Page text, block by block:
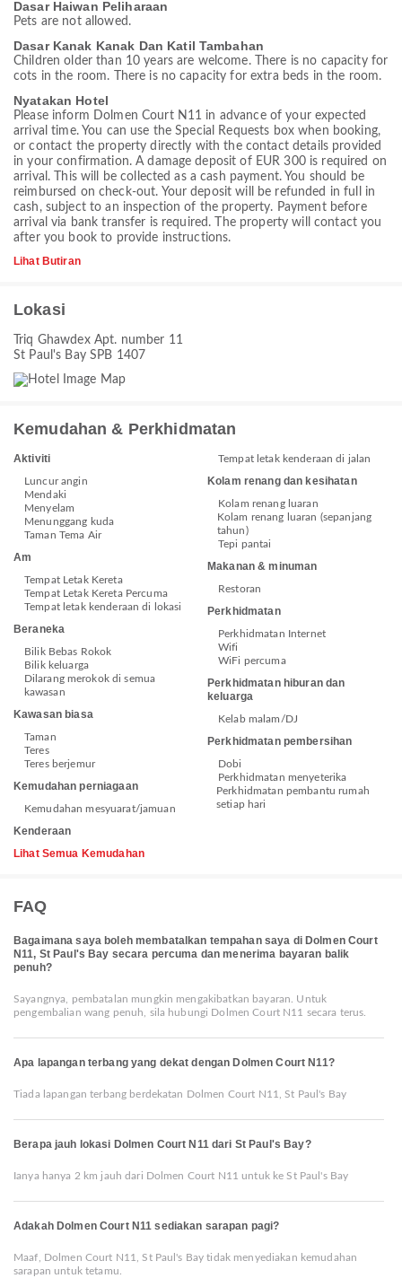
Dasar Haiwan Peliharaan
Pets are not allowed.
Dasar Kanak Kanak Dan Katil Tambahan
Children older than 10 years are welcome. There is no capacity for
cots in the room. There is no capacity for extra beds in the room.
Nyatakan Hotel
Please inform Dolmen Court N11 in advance of your expected
arrival time. You can use the Special Requests box when booking,
or contact the property directly with the contact details provided
in your confirmation. A damage deposit of EUR 300 is required on
arrival. This will be collected as a cash payment. You should be
reimbursed on check-out. Your deposit will be refunded in full in
cash, subject to an inspection of the property. Payment before
arrival via bank transfer is required. The property will contact you
after you book to provide instructions.
Lihat Butiran
Lokasi
Triq Ghawdex Apt. number 11
St Paul's Bay SPB 1407
Kemudahan & Perkhidmatan
Aktiviti
Luncur angin
Mendaki
Menyelam
Menunggang kuda
Taman Tema Air
Am
Tempat Letak Kereta
Tempat Letak Kereta Percuma
Tempat letak kenderaan di lokasi
Beraneka
Bilik Bebas Rokok
Bilik keluarga
Dilarang merokok di semua
kawasan
Kawasan biasa
Taman
Teres
Teres berjemur
Kemudahan perniagaan
Kemudahan mesyuarat/jamuan
Kenderaan
Tempat letak kenderaan di jalan
Kolam renang dan kesihatan
Kolam renang luaran
Kolam renang luaran (sepanjang
tahun)
Tepi pantai
Makanan & minuman
Restoran
Perkhidmatan
Perkhidmatan Internet
Wifi
WiFi percuma
Perkhidmatan hiburan dan
keluarga
Kelab malam/DJ
Perkhidmatan pembersihan
Dobi
Perkhidmatan menyeterika
Perkhidmatan pembantu rumah
setiap hari
Lihat Semua Kemudahan
FAQ
Bagaimana saya boleh membatalkan tempahan saya di Dolmen Court
N11, St Paul's Bay secara percuma dan menerima bayaran balik
penuh?
Sayangnya, pembatalan mungkin mengakibatkan bayaran. Untuk
pengembalian wang penuh, sila hubungi Dolmen Court N11 secara terus.
Apa lapangan terbang yang dekat dengan Dolmen Court N11?
Tiada lapangan terbang berdekatan Dolmen Court N11, St Paul's Bay
Berapa jauh lokasi Dolmen Court N11 dari St Paul's Bay?
Ianya hanya 2 km jauh dari Dolmen Court N11 untuk ke St Paul's Bay
Adakah Dolmen Court N11 sediakan sarapan pagi?
Maaf, Dolmen Court N11, St Paul's Bay tidak menyediakan kemudahan
sarapan untuk tetamu.